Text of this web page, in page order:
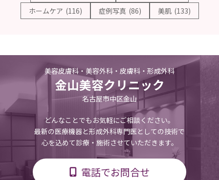
ホームケア (116) 症例写真 (86) 美肌 (133)
美容皮膚科・美容外科・皮膚科・形成外科
金山美容クリニック
名古屋市中区金山
どんなことでもお気軽にご相談ください。
最新の医療機器と形成外科専門医としての技術で
心を込めて診療・施術させていただきます。
電話でお問合せ